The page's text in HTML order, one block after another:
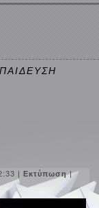
|Εκτύπωση|